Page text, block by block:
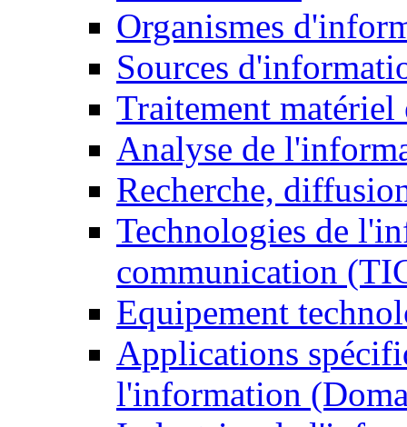
Organismes
Sources
Traitement matériel
Analyse de
Recherche,
Technologies de
communication
Equipement
Applications
l'information